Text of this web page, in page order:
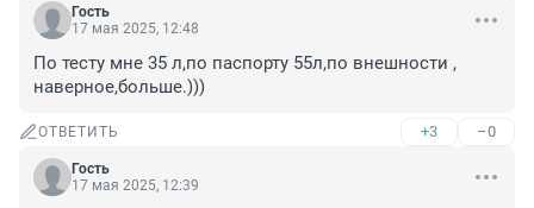
Гость
17 мая 2025, 12:48
По тесту мне 35 л,по паспорту 55л,по внешности ,
наверное,больше.)))
ОТВЕТИТЬ +3 –0
Гость
17 мая 2025, 12:39